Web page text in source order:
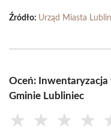
Źródło: Urząd Miasta
Oceń:
Gminie Lubliniec
★ ★ ★ ★